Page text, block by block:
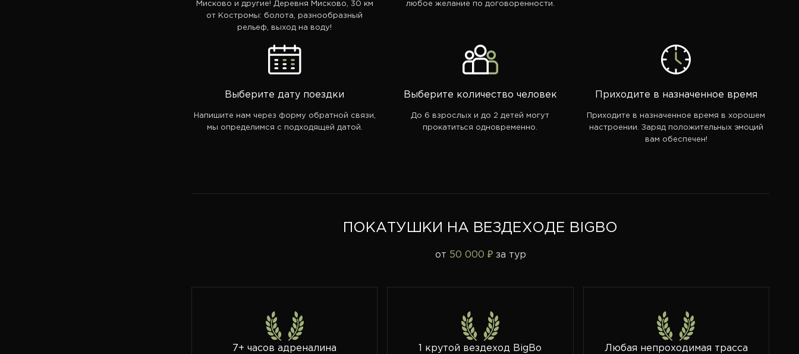
Мисково и другие! Деревня Мисково, 30 км
от Костромы: болота, разнообразный
рельеф, выход на воду!
любое желание по договоренности.
Выберите дату поездки
Напишите нам через форму обратной связи,
мы определимся с подходящей датой.
Выберите количество человек
До 6 взрослых и до 2 детей могут
прокатиться одновременно.
Приходите в назначенное время
Приходите в назначенное время в хорошем
настроении. Заряд положительных эмоций
вам обеспечен!
ПОКАТУШКИ НА ВЕЗДЕХОДЕ BIGBO
от 50 000 ₽за тур
7+ часов адреналина 1 крутой вездеход BigBo Любая непроходимая трасса